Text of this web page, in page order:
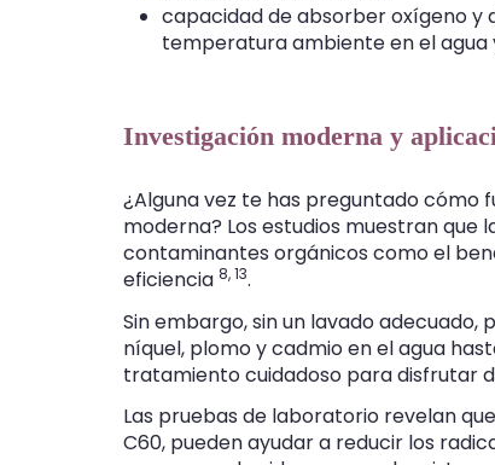
capacidad de absorber oxígeno
temperatura ambiente en el agua
Investigación moderna y
¿Alguna vez te has preguntado cómo
moderna? Los estudios muestran que
contaminantes orgánicos como el
eficiencia 8,13.
Sin embargo, sin un lavado
níquel, plomo y cadmio en el agua
tratamiento cuidadoso para disfrutar
Las pruebas de laboratorio revelan
C60, pueden ayudar a reducir los